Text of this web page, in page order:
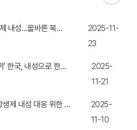
올바른 복용법은?[QnA]
2025-11-
23
으로 한해 3만여명 숨질 수도
2025-
11-21
응 위한 국제 임상시험 착수
2025-
11-10